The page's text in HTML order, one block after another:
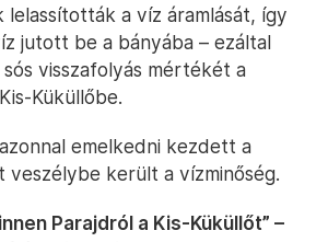
lelassították a víz áramlását, így
jutott be a bányába – ezáltal
visszafolyás mértékét a
Küküllőbe.
emelkedni kezdett a
veszélybe került a vízminőség.
Parajdról a Kis-Küküllőt” –